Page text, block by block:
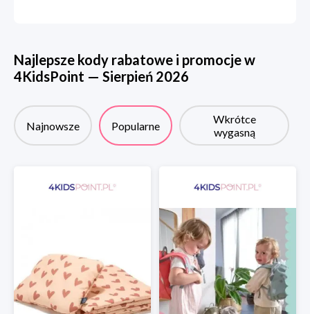
Najlepsze kody rabatowe i promocje w
4KidsPoint — Sierpień 2026
Najnowsze Popularne
Wkrótce
wygasną